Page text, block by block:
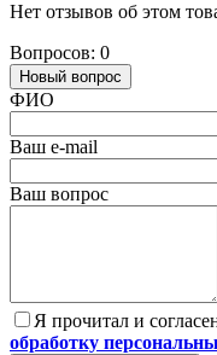
Нет отзывов об этом
Вопросов: 0
Новый вопрос
ФИО
Ваш e-mail
Ваш вопрос
Я прочитал и
обработку